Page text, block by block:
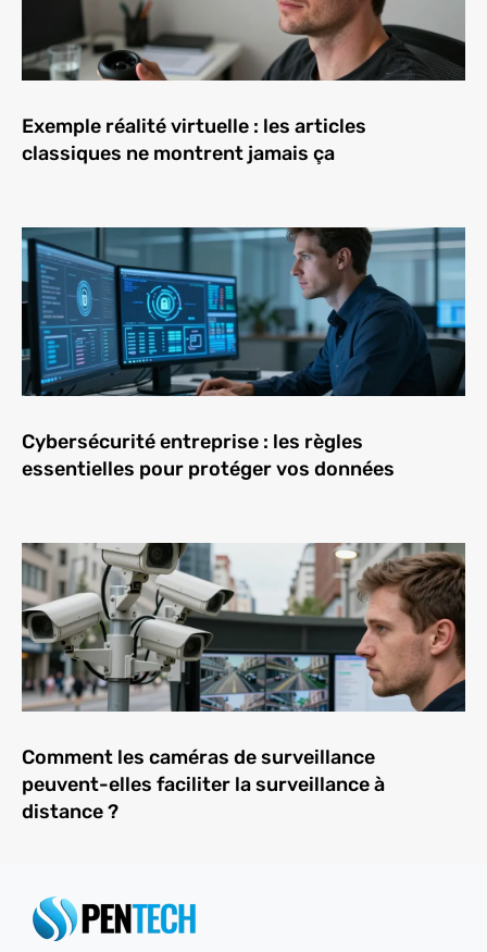
Exemple réalité virtuelle : les articles
classiques ne montrent jamais ça
Cybersécurité entreprise : les règles
essentielles pour protéger vos données
Comment les caméras de surveillance
peuvent-elles faciliter la surveillance à
distance ?